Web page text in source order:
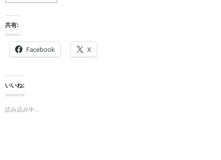
共有:
Facebook X
いいね:
読み込み中…